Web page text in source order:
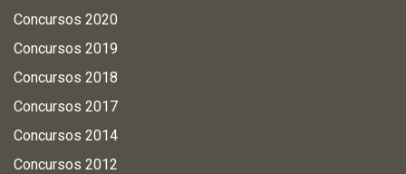
Concursos 2020
Concursos 2019
Concursos 2018
Concursos 2017
Concursos 2014
Concursos 2012